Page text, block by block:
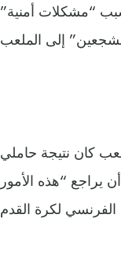
الذي تأخر انطلاقه لمدة 36 دقيقة، بسبب “مشكلات أمنية”
كان نتيجة حاملي
يراجع “هذه الأمور